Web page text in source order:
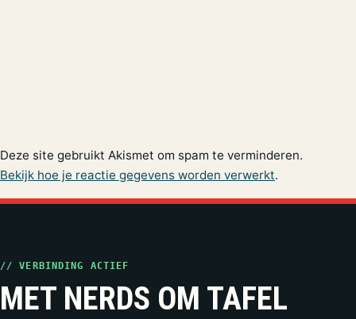
Deze site gebruikt Akismet om spam te verminderen.
Bekijk hoe je reactie gegevens worden verwerkt.
// VERBINDING ACTIEF
MET NERDS OM TAFEL